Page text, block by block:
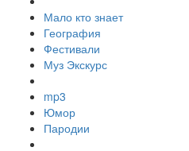
Мало кто знает
География
Фестивали
Муз Экскурс
mp3
Юмор
Пародии